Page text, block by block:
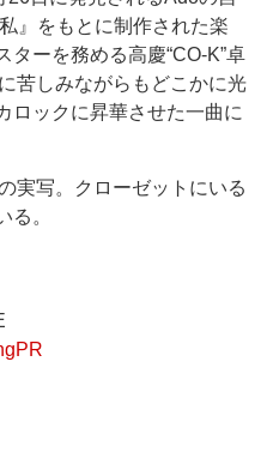
』をもとに制作された楽
ーを務める高慶“CO-K”卓
苦しみながらもどこかに光
ロックに昇華させた一曲に
実写。クローゼットにいる
る。